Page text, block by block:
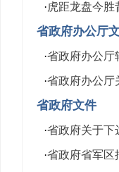
·虎距龙盘今胜
省政府办公厅
·省政府办公厅
·省政府办公厅
省政府文件
·省政府关于下
·省政府省军区